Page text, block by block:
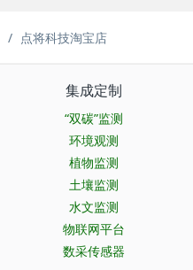
点将科技淘宝店
集成定制
“双碳”监测
环境观测
植物监测
土壤监测
水文监测
物联网平台
数采传感器